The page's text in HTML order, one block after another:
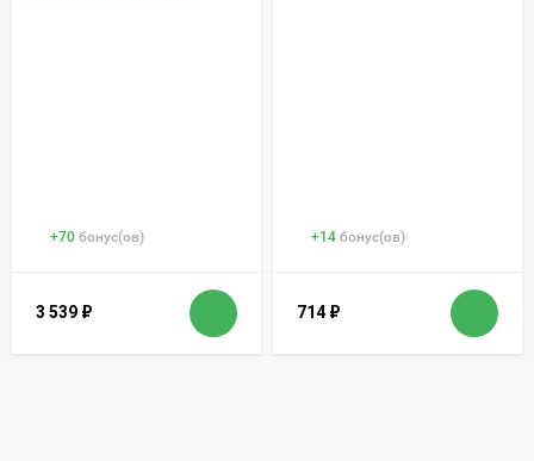
+70 бонус(ов)
3 539 ₽
+14 бонус(ов)
714 ₽